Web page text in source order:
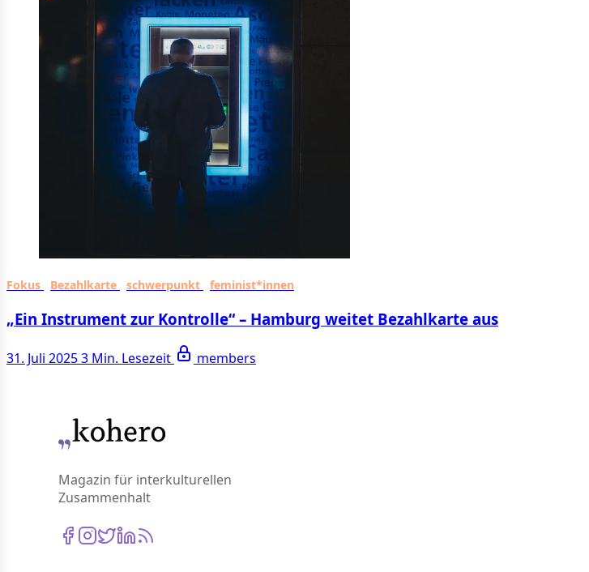
Fokus Bezahlkarte schwerpunkt feminist*innen
„Ein Instrument zur Kontrolle“ – Hamburg weitet Bezahlkarte aus
31. Juli 20253 Min. Lesezeit members
Magazin für interkulturellen
Zusammenhalt